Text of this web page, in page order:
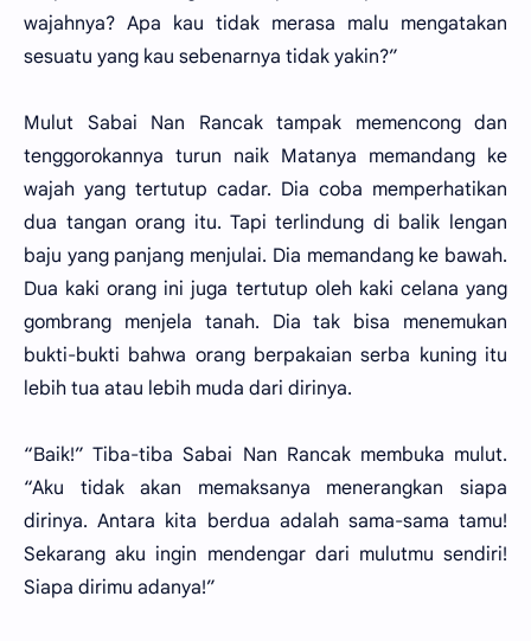
wajahnya? Apa kau tidak merasa malu mengatakan
sesuatu yang kau sebenarnya tidak yakin?”
Mulut Sabai Nan Rancak tampak memencong dan
tenggorokannya turun naik Matanya memandang ke
wajah yang tertutup cadar. Dia coba memperhatikan
dua tangan orang itu. Tapi terlindung di balik lengan
baju yang panjang menjulai. Dia memandang ke bawah.
Dua kaki orang ini juga tertutup oleh kaki celana yang
gombrang menjela tanah. Dia tak bisa menemukan
bukti-bukti bahwa orang berpakaian serba kuning itu
lebih tua atau lebih muda dari dirinya.
“Baik!” Tiba-tiba Sabai Nan Rancak membuka mulut.
“Aku tidak akan memaksanya menerangkan siapa
dirinya. Antara kita berdua adalah sama-sama tamu!
Sekarang aku ingin mendengar dari mulutmu sendiri!
Siapa dirimu adanya!”